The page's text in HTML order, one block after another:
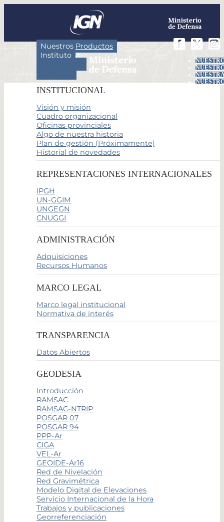
Nuestros Productos
Instituto
INSTITUCIONAL
Visión y misión
Cuadro organizacional
Oficinas provinciales
Algo de nuestra historia
Plan de gestión (Próximamente)
Historial de novedades
REPRESENTACIONES INTERNACIONALES
IPGH
UN-GGIM
UNGEGN
CNUGGI
ADMINISTRACIÓN
Adquisiciones
Recursos Humanos
MARCO LEGAL
Marco legal institucional
Normativa de interés
TRANSPARENCIA
Datos Abiertos
GEODESIA
Introducción
RAMSAC
RAMSAC-NTRIP
POSGAR 07
POSGAR 94
PPP-Ar
CIGA
VEL-Ar
GEOIDE-Ar16
Red de Nivelación
Red Gravimétrica
Modelo Digital de Elevaciones
Servicio Internacional de la Hora
Trabajos y publicaciones
Georreferenciación